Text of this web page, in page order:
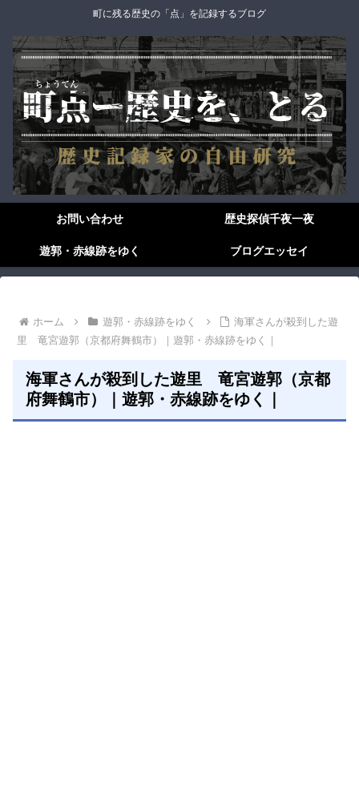
町に残る歴史の「点」を記録するブログ
お問い合わせ 歴史探偵千夜一夜
遊郭・赤線跡をゆく ブログエッセイ
ホーム 遊郭・赤線跡をゆく
海軍さんが殺到した遊
里 竜宮遊郭（京都府舞鶴市）｜遊郭・赤線跡をゆく｜
海軍さんが殺到した遊里 竜宮遊郭（京都
府舞鶴市）｜遊郭・赤線跡をゆく｜